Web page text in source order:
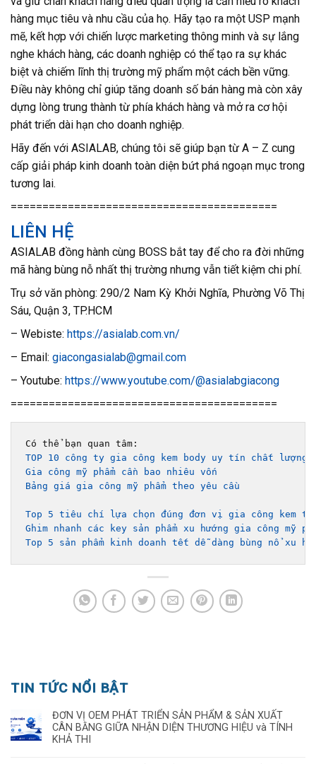
hàng mục tiêu và nhu cầu của họ. Hãy tạo ra một USP mạnh
mẽ, kết hợp với chiến lược marketing thông minh và sự lắng
nghe khách hàng, các doanh nghiệp có thể tạo ra sự khác
biệt và chiếm lĩnh thị trường mỹ phẩm một cách bền vững.
Điều này không chỉ giúp tăng doanh số bán hàng mà còn xây
dựng lòng trung thành từ phía khách hàng và mở ra cơ hội
phát triển dài hạn cho doanh nghiệp.
Hãy đến với ASIALAB, chúng tôi sẽ giúp bạn từ A – Z cung
cấp giải pháp kinh doanh toàn diện bứt phá ngoạn mục trong
tương lai.
==========================================
LIÊN HỆ
ASIALAB đồng hành cùng BOSS bắt tay để cho ra đời những
mã hàng bùng nỗ nhất thị trường nhưng vẫn tiết kiệm chi phí.
Trụ sở văn phòng: 290/2 Nam Kỳ Khởi Nghĩa, Phường Võ Thị
Sáu, Quận 3, TP.HCM
– Webiste: https://asialab.com.vn/
– Email: giacongasialab@gmail.com
– Youtube: https://www.youtube.com/@asialabgiacong
==========================================
TOP 10 công ty gia công kem body uy tín chất lượng
Gia công mỹ phẩm cần bao nhiêu vốn
Bảng giá gia công mỹ phẩm theo yêu cầu
Top 5 tiêu chí lựa chọn đúng đơn vị gia công kem
Ghim nhanh các key sản phẩm xu hướng gia công mỹ
Top 5 sản phẩm kinh doanh tết dễ dàng bùng nổ xu
TIN TỨC NỔI BẬT
ĐƠN VỊ OEM PHÁT TRIỂN SẢN PHẨM & SẢN XUẤT
CÂN BẰNG GIỮA NHẬN DIỆN THƯƠNG HIỆU và TÍNH
KHẢ THI